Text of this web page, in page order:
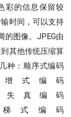
彩的信息保留较
时间，可以支持
的图像。JPEG由
其他传统压缩算
种：顺序式编码
递增式编码
无失真编码
梯式编码